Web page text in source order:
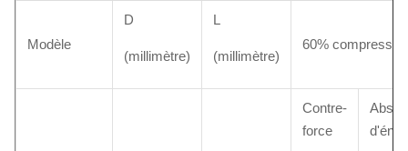
Modèle
D
(millimètre)
L
(millimètre)
60%
Contre-
force